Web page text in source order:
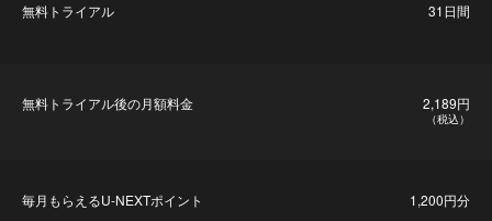
無料トライアル 31日間
無料トライアル後の⽉額料金 2,189円
（税込）
毎⽉もらえるU-NEXTポイント 1,200円分